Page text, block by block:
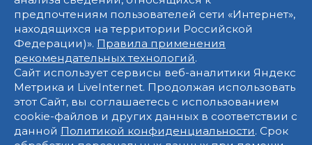
предпочтениям пользователей сети «Интернет»,
находящихся на территории Российской
Федерации)». Правила применения
рекомендательных технологий.
Сайт использует сервисы веб-аналитики Яндекс
Метрика и LiveInternet. Продолжая использовать
этот Сайт, вы соглашаетесь с использованием
cookie-файлов и других данных в соответствии с
данной Политикой конфиденциальности. Срок